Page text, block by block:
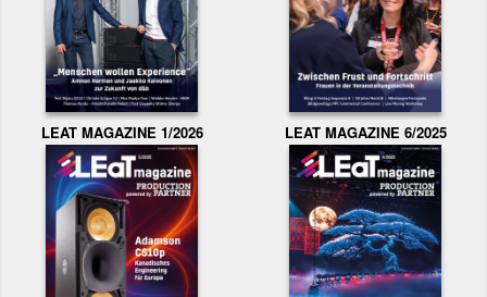
LEAT MAGAZINE 1/2026 LEAT MAGAZINE 6/2025